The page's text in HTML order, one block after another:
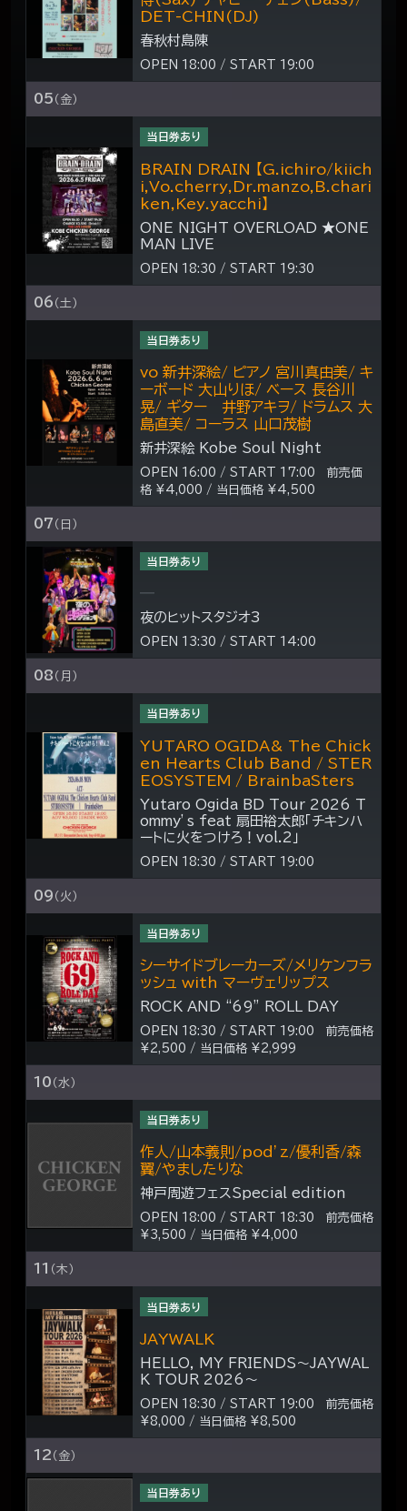
春秋村島陳
DET-CHIN(DJ)
OPEN 18:00 / START 19:00
05 （金）
当日券あり
ONE NIGHT OVERLOAD ★ONE
MAN LIVE
BRAIN DRAIN 【G.ichiro/kiich
i,Vo.cherry,Dr.manzo,B.chari
ken,Key.yacchi】
OPEN 18:30 / START 19:30
06 （土）
当日券あり
新井深絵 Kobe Soul Night
vo 新井深絵/ ピアノ 宮川真由美/ キ
ーボード 大山りほ/ ベース 長谷川
晃/ ギター 井野アキヲ/ ドラムス 大
島直美/ コーラス 山口茂樹
OPEN 16:00 / START 17:00 前売価
格 ¥4,000 / 当日価格 ¥4,500
07 （日）
当日券あり
夜のヒットスタジオ3
―
OPEN 13:30 / START 14:00
08 （月）
当日券あり
Yutaro Ogida BD Tour 2026 T
ommy’s feat 扇田裕太郎「チキンハ
ートに火をつけろ！vol.2」
YUTARO OGIDA& The Chick
en Hearts Club Band / STER
EOSYSTEM / BrainbaSters
OPEN 18:30 / START 19:00
09 （火）
当日券あり
ROCK AND “69” ROLL DAY
シーサイドブレーカーズ/メリケンフラ
ッシュ with マーヴェリップス
OPEN 18:30 / START 19:00 前売価格
¥2,500 / 当日価格 ¥2,999
10 （水）
当日券あり
神戸周遊フェスSpecial edition
作人/山本義則/pod’z/優利香/森
翼/やましたりな
OPEN 18:00 / START 18:30 前売価格
¥3,500 / 当日価格 ¥4,000
11 （木）
当日券あり
HELLO, MY FRIENDS～JAYWAL
K TOUR 2026～
JAYWALK
OPEN 18:30 / START 19:00 前売価格
¥8,000 / 当日価格 ¥8,500
12 （金）
当日券あり